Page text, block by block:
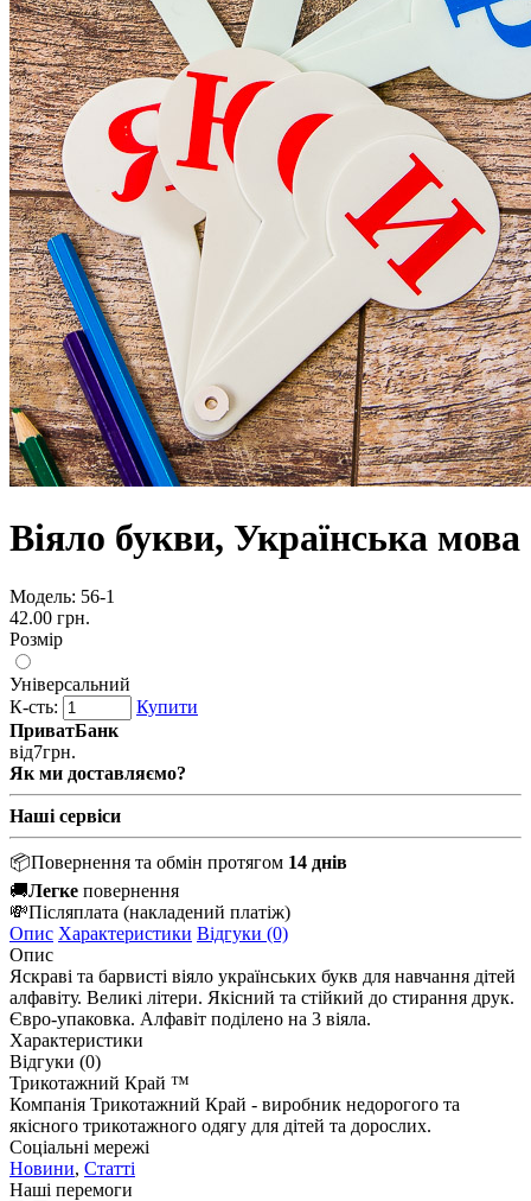
Віяло букви, Українська мова
Модель: 56-1
42.00 грн.
Розмір
Універсальний
К-сть:
Купити
ПриватБанк
від7грн.
Як ми доставляємо?
Наші сервіси
📦Повернення та обмін протягом 14 днів
🚚Легке повернення
💸Післяплата (накладений платіж)
Опис Характеристики Відгуки (0)
Опис
Яскраві та барвисті віяло українських букв для навчання дітей
алфавіту. Великі літери. Якісний та стійкий до стирання друк.
Євро-упаковка. Алфавіт поділено на 3 віяла.
Характеристики
Відгуки (0)
Трикотажний Край ™
Компанія Трикотажний Край - виробник недорогого та
якісного трикотажного одягу для дітей та дорослих.
Соціальні мережі
Новини, Статті
Наші перемоги